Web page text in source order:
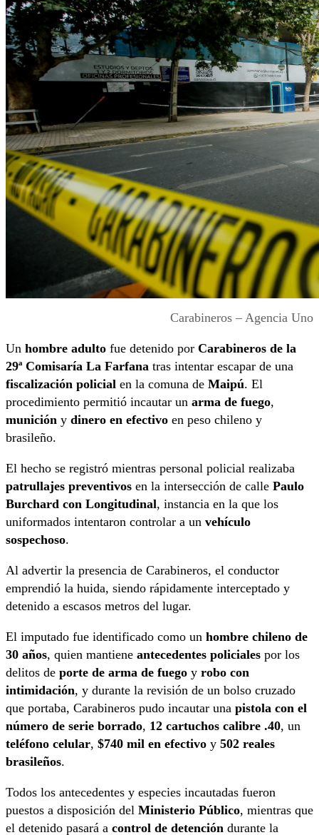
Carabineros – Agencia Uno
Un hombre adulto fue detenido por Carabineros de la
29ª Comisaría La Farfana tras intentar escapar de una
fiscalización policial en la comuna de Maipú. El
procedimiento permitió incautar un arma de fuego,
munición y dinero en efectivo en peso chileno y
brasileño.
El hecho se registró mientras personal policial realizaba
patrullajes preventivos en la intersección de calle Paulo
Burchard con Longitudinal, instancia en la que los
uniformados intentaron controlar a un vehículo
sospechoso.
Al advertir la presencia de Carabineros, el conductor
emprendió la huida, siendo rápidamente interceptado y
detenido a escasos metros del lugar.
El imputado fue identificado como un hombre chileno de
30 años, quien mantiene antecedentes policiales por los
delitos de porte de arma de fuego y robo con
intimidación, y durante la revisión de un bolso cruzado
que portaba, Carabineros pudo incautar una pistola con el
número de serie borrado, 12 cartuchos calibre .40, un
teléfono celular, $740 mil en efectivo y 502 reales
brasileños.
Todos los antecedentes y especies incautadas fueron
puestos a disposición del Ministerio Público, mientras que
el detenido pasará a control de detención durante la